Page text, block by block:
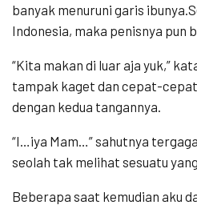
banyak menuruni garis
Indonesia, maka penisnya pun
“Kita makan di luar aja yuk,”
tampak kaget dan cepat-
dengan kedua tangannya.
“I…iya Mam…” sahutnya
seolah tak melihat sesuatu yang
Beberapa saat kemudian aku